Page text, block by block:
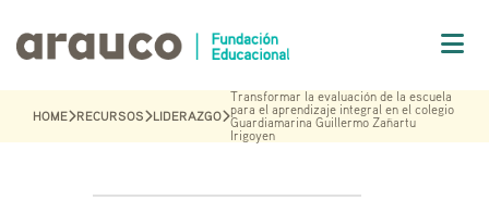
HOME RECURSOS LIDERAZGO
Transformar la evaluación de la escuela
para el aprendizaje integral en el colegio
Guardiamarina Guillermo Zañartu
Irigoyen